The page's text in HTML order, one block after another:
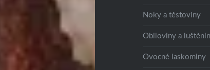
Noky a těstoviny
Obiloviny a
Ovocné laskominy